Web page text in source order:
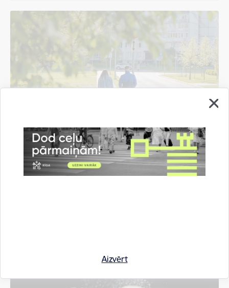
Aizvērt
Programma “Vecāki bērna labā” palīdzējusi
gandrīz 20 rīdzinieku ģimenēm risināt
domstarpības